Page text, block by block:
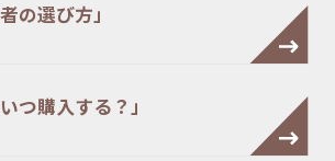
の選び方」
つ購入する？」